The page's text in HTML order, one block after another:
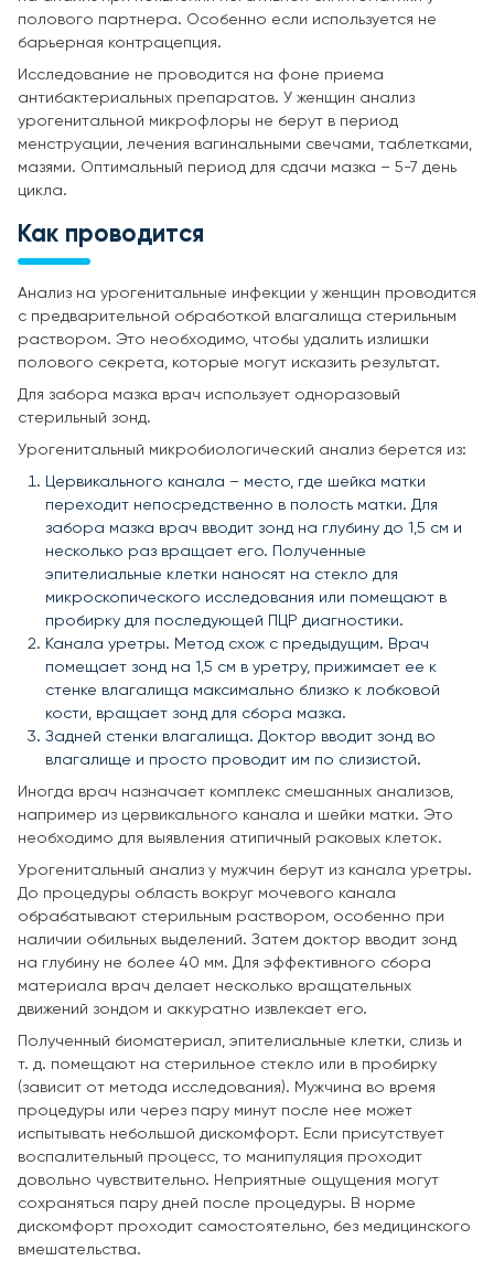
полового партнера. Особенно если используется не
барьерная контрацепция.
Исследование не проводится на фоне приема
антибактериальных препаратов. У женщин анализ
урогенитальной микрофлоры не берут в период
менструации, лечения вагинальными свечами, таблетками,
мазями. Оптимальный период для сдачи мазка – 5-7 день
цикла.
Как проводится
Анализ на урогенитальные инфекции у женщин проводится
с предварительной обработкой влагалища стерильным
раствором. Это необходимо, чтобы удалить излишки
полового секрета, которые могут исказить результат.
Для забора мазка врач использует одноразовый
стерильный зонд.
Урогенитальный микробиологический анализ берется из:
Цервикального канала – место, где шейка матки
переходит непосредственно в полость матки. Для
забора мазка врач вводит зонд на глубину до 1,5 см и
несколько раз вращает его. Полученные
эпителиальные клетки наносят на стекло для
микроскопического исследования или помещают в
пробирку для последующей ПЦР диагностики.
Канала уретры. Метод схож с предыдущим. Врач
помещает зонд на 1,5 см в уретру, прижимает ее к
стенке влагалища максимально близко к лобковой
кости, вращает зонд для сбора мазка.
Задней стенки влагалища. Доктор вводит зонд во
влагалище и просто проводит им по слизистой.
Иногда врач назначает комплекс смешанных анализов,
например из цервикального канала и шейки матки. Это
необходимо для выявления атипичный раковых клеток.
Урогенитальный анализ у мужчин берут из канала уретры.
До процедуры область вокруг мочевого канала
обрабатывают стерильным раствором, особенно при
наличии обильных выделений. Затем доктор вводит зонд
на глубину не более 40 мм. Для эффективного сбора
материала врач делает несколько вращательных
движений зондом и аккуратно извлекает его.
Полученный биоматериал, эпителиальные клетки, слизь и
т. д. помещают на стерильное стекло или в пробирку
(зависит от метода исследования). Мужчина во время
процедуры или через пару минут после нее может
испытывать небольшой дискомфорт. Если присутствует
воспалительный процесс, то манипуляция проходит
довольно чувствительно. Неприятные ощущения могут
сохраняться пару дней после процедуры. В норме
дискомфорт проходит самостоятельно, без медицинского
вмешательства.